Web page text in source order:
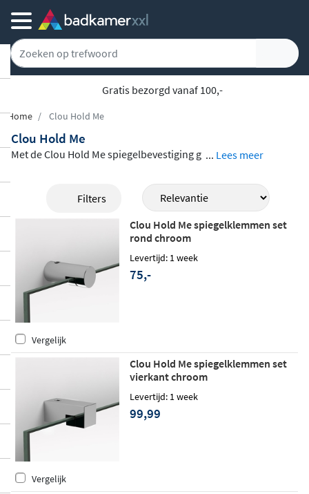
Gratis bezorgd vanaf 100,-
Home Clou Hold Me
Clou Hold Me
Met de Clou Hold Me spiegelbevestiging g
aan de muur. Het assortiment bestaa
t uit kantlijsten en spiegelklemmen in ron
de of vierkante vormen, uitgevoerd inchr
gen tot50 kgen houden de spiegel op een
subtiele afstand van de muur, terwijl de kl
emmen na montage nog licht verstelbaar
zijn voor een perfecte uitlijning.
... Lees meer
Filters
Clou Hold Me spiegelklemmen set
rond chroom
Levertijd: 1 week
75,-
Vergelijk
Clou Hold Me spiegelklemmen set
vierkant chroom
Levertijd: 1 week
99,99
Vergelijk